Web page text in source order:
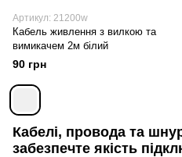
Артикул: 21200w
Кабель живлення з вилкою та
вимикачем 2м білий
90 грн
Кабелі, провода та
забезпечте якість